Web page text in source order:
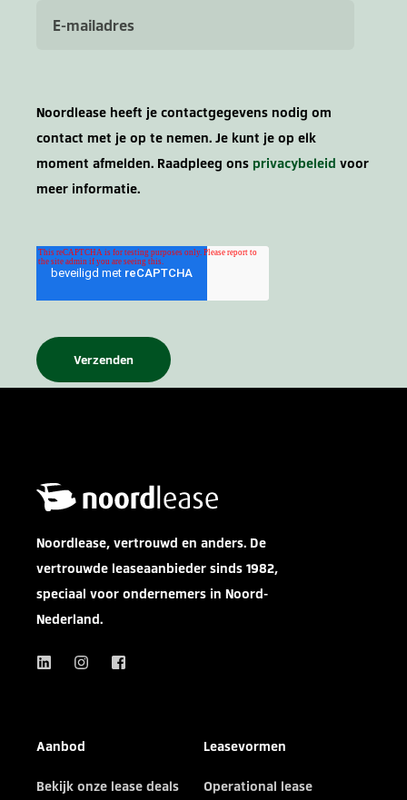
Noordlease heeft je contactgegevens nodig om
contact met je op te nemen. Je kunt je op elk
moment afmelden. Raadpleeg ons privacybeleid voor
meer informatie.
Noordlease, vertrouwd en anders. De
vertrouwde leaseaanbieder sinds 1982,
speciaal voor ondernemers in Noord-
Nederland.
Aanbod
Bekijk onze lease deals
Leasevormen
Operational lease